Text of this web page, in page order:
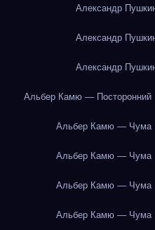
Александр
Александр
Александр
Альбер Камю — Посторонний
Альбер Камю — Чума
Альбер Камю — Чума
Альбер Камю — Чума
Альбер Камю — Чума